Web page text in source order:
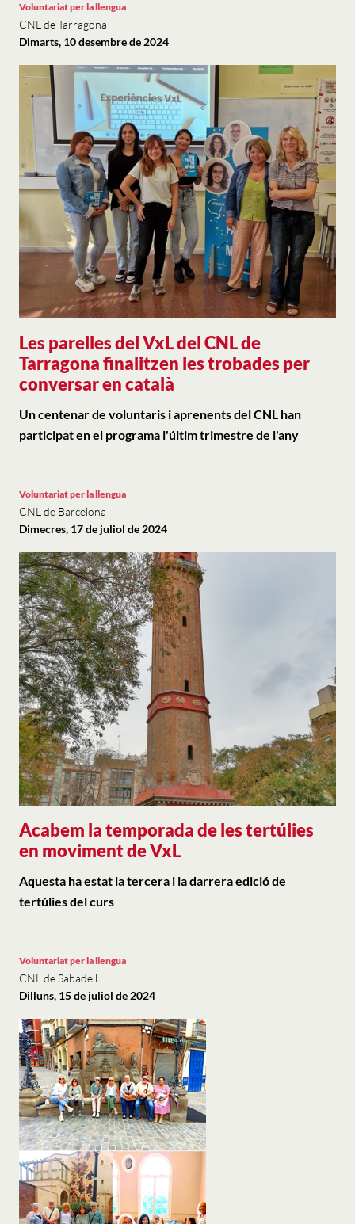
Les parelles del VxL del CNL de
Tarragona finalitzen les trobades per
conversar en català
Voluntariat per la llengua
CNL de Tarragona
Dimarts, 10 desembre de 2024
Un centenar de voluntaris i aprenents del CNL han
participat en el programa l'últim trimestre de l'any
Acabem la temporada de les tertúlies
en moviment de VxL
Voluntariat per la llengua
CNL de Barcelona
Dimecres, 17 de juliol de 2024
Aquesta ha estat la tercera i la darrera edició de
tertúlies del curs
Voluntariat per la llengua
CNL de Sabadell
Dilluns, 15 de juliol de 2024